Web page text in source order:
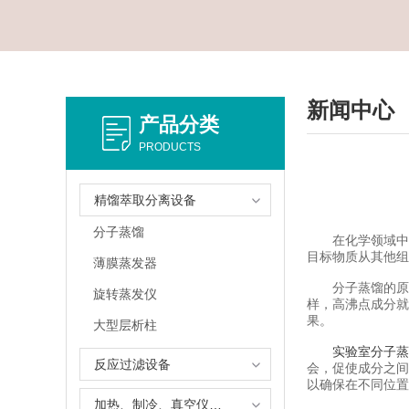
产品分类
PRODUCTS
精馏萃取分离设备
分子蒸馏
薄膜蒸发器
旋转蒸发仪
大型层析柱
反应过滤设备
新闻中心
在化学领域中
目标物质从其他
分子蒸馏的原
样，高沸点成分
果。
实验室分子
会，促使成分之
以确保在不同位